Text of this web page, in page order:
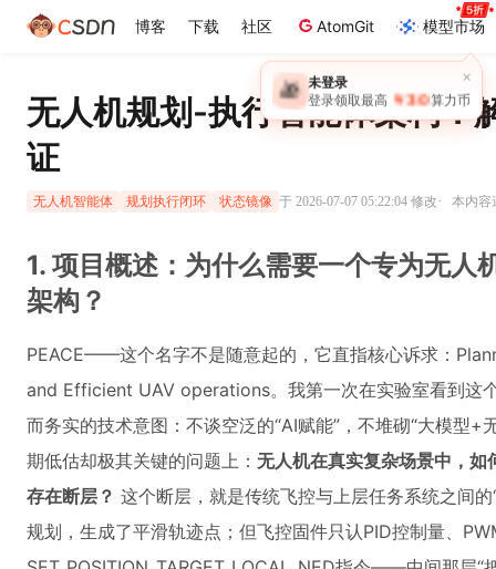
博客 下载 社区 AtomGit 模型市场
×
🎁 未登录
登录领取最高 ￥30 算力币
无人机规划-执行智能体架构：
证
无人机智能体 规划执行闭环 状态镜像 于 2026-07-07 05:22:04 修改· 本内容
1. 项目概述：为什么需要一个专为无人
架构？
PEACE——这个名字不是随意起的，它直指核心诉求：
and Efficient UAV operations。我第一次在实验室看到这
而务实的技术意图：不谈空泛的“AI赋能”，不堆砌“大模型+
期低估却极其关键的问题上： 无人机在真实复杂场景中，如
存在断层？ 这个断层，就是传统飞控与上层任务系统之间
规划，生成了平滑轨迹点；但飞控固件只认PID控制量、